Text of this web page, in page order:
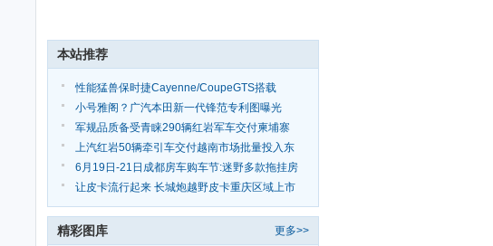
本站推荐
性能猛兽保时捷Cayenne/CoupeGTS搭载
4.0TV8引擎
小号雅阁？广汽本田新一代锋范专利图曝光
军规品质备受青睐290辆红岩军车交付柬埔寨
上汽红岩50辆牵引车交付越南市场批量投入东
南亚跨境物
6月19日-21日成都房车购车节:迷野多款拖挂房
车亮相参
让皮卡流行起来 长城炮越野皮卡重庆区域上市
16.98万起
更多>>
精彩图库